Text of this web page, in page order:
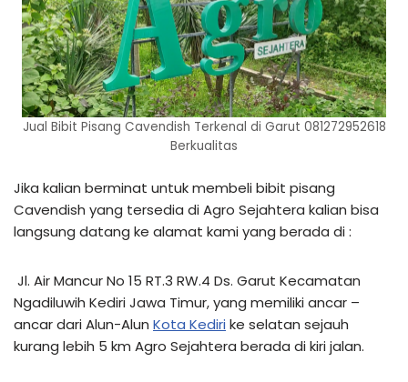
Jual Bibit Pisang Cavendish Terkenal di Garut 081272952618
Berkualitas
Jika kalian berminat untuk membeli bibit pisang
Cavendish yang tersedia di Agro Sejahtera kalian bisa
langsung datang ke alamat kami yang berada di :
Jl. Air Mancur No 15 RT.3 RW.4 Ds. Garut Kecamatan
Ngadiluwih Kediri Jawa Timur, yang memiliki ancar –
ancar dari Alun-Alun Kota Kediri ke selatan sejauh
kurang lebih 5 km Agro Sejahtera berada di kiri jalan.